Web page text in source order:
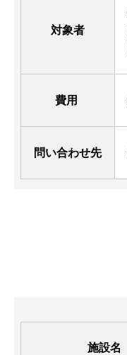
対象者
費用
問い合わせ先
施設名